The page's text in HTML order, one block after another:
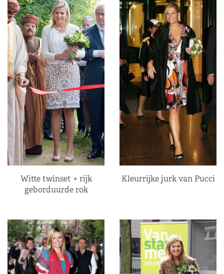
Witte twinset + rijk
geborduurde rok
Kleurrijke jurk van Pucci